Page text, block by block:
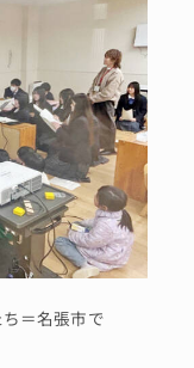
＝名張市で